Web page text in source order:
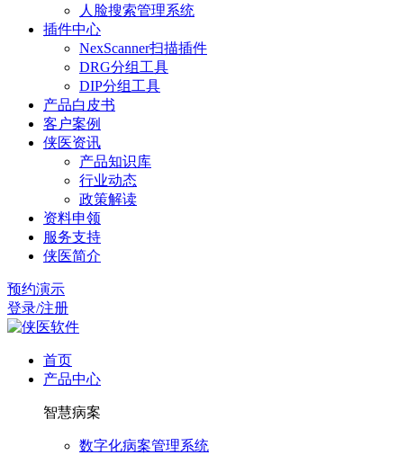
人脸搜索管理系统
插件中心
NexScanner扫描插件
DRG分组工具
DIP分组工具
产品白皮书
客户案例
侠医资讯
产品知识库
行业动态
政策解读
资料申领
服务支持
侠医简介
预约演示
登录/注册
首页
产品中心
智慧病案
数字化病案管理系统